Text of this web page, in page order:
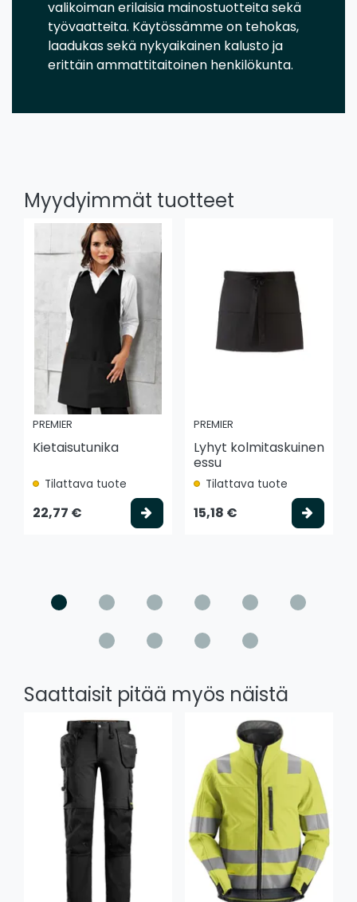
valikoiman erilaisia mainostuotteita sekä
työvaatteita. Käytössämme on tehokas,
laadukas sekä nykyaikainen kalusto ja
erittäin ammattitaitoinen henkilökunta.
Myydyimmät tuotteet
PREMIER
Kietaisutunika
Tilattava tuote
22,77 € Valitse vaihtoehto
PREMIER
Lyhyt kolmitaskuinen
essu
Tilattava tuote
15,18 €
Saattaisit pitää myös näistä